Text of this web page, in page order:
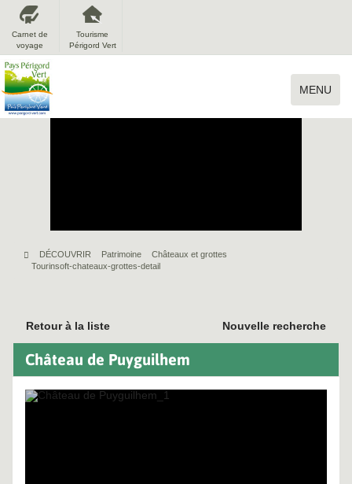
Carnet de
voyage
Tourisme
Périgord Vert
MENU
DÉCOUVRIR Patrimoine
Châteaux et grottes
Tourinsoft-chateaux-grottes-detail
Nouvelle recherche
Retour à la liste
Château de Puyguilhem